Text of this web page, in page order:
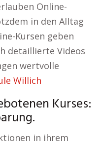
Online-
in den Alltag
Kursen geben
detaillierte Videos
wertvolle
Willich
Kurses:
in ihrem